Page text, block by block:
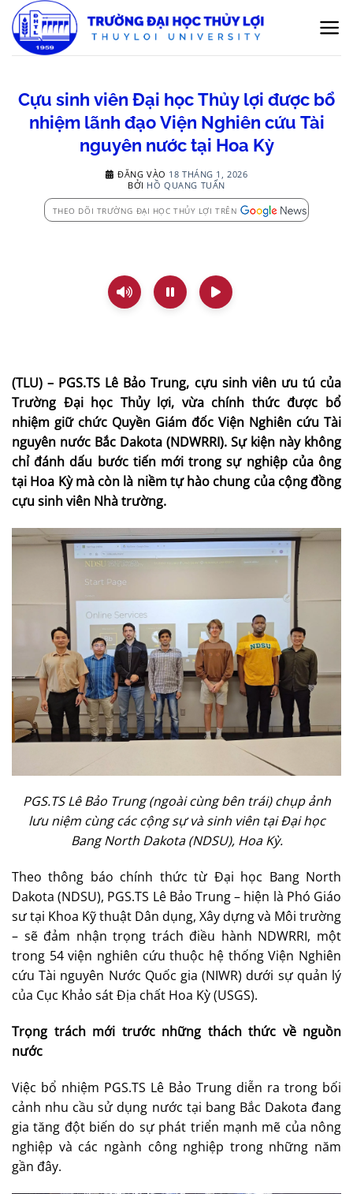
qua
nội
Cựu sinh viên Đại học Thủy lợi được bổ
nhiệm lãnh đạo Viện Nghiên cứu Tài
nguyên nước tại Hoa Kỳ
ĐĂNG VÀO 18 THÁNG 1, 2026
BỞI HỒ QUANG TUẤN
THEO DÕI TRƯỜNG ĐẠI HỌC THỦY LỢI TRÊN
(TLU) – PGS.TS Lê Bảo Trung, cựu sinh viên ưu tú của
Trường Đại học Thủy lợi, vừa chính thức được bổ
nhiệm giữ chức Quyền Giám đốc Viện Nghiên cứu Tài
nguyên nước Bắc Dakota (NDWRRI). Sự kiện này không
chỉ đánh dấu bước tiến mới trong sự nghiệp của ông
tại Hoa Kỳ mà còn là niềm tự hào chung của cộng đồng
cựu sinh viên Nhà trường.
PGS.TS Lê Bảo Trung (ngoài cùng bên trái) chụp ảnh
lưu niệm cùng các cộng sự và sinh viên tại Đại học
Bang North Dakota (NDSU), Hoa Kỳ.
Theo thông báo chính thức từ Đại học Bang North
Dakota (NDSU), PGS.TS Lê Bảo Trung – hiện là Phó Giáo
sư tại Khoa Kỹ thuật Dân dụng, Xây dựng và Môi trường
– sẽ đảm nhận trọng trách điều hành NDWRRI, một
trong 54 viện nghiên cứu thuộc hệ thống Viện Nghiên
cứu Tài nguyên Nước Quốc gia (NIWR) dưới sự quản lý
của Cục Khảo sát Địa chất Hoa Kỳ (USGS).
Trọng trách mới trước những thách thức về nguồn
nước
Việc bổ nhiệm PGS.TS Lê Bảo Trung diễn ra trong bối
cảnh nhu cầu sử dụng nước tại bang Bắc Dakota đang
gia tăng đột biến do sự phát triển mạnh mẽ của nông
nghiệp và các ngành công nghiệp trong những năm
gần đây.